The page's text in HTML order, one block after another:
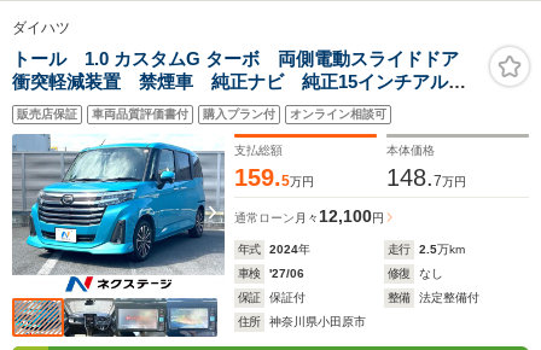
ダイハツ
トール 1.0 カスタムG ターボ 両側電動スライドドア
衝突軽減装置 禁煙車 純正ナビ 純正15インチアルミ
ホイール レーダークルーズ バックカメラ ETC
Bluetooth スマートキー LEDヘッドライト LEDフォ
グライト
販売店保証 車両品質評価書付 購入プラン付 オンライン相談可
支払総額
159.5万円
本体価格
148.7万円
通常ローン 月々 12,100円
年式 2024年 走行 2.5万km
車検
'27/06 修復
なし
保証
保証付 整備
法定整備付
住所
神奈川県小田原市